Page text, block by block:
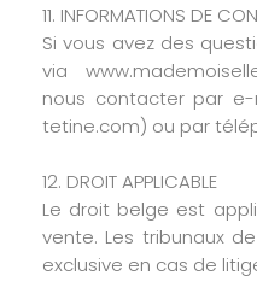
11. INFORMATIONS DE
Si vous avez des
via
nous contacter par e-
tetine.com) ou par
12. DROIT APPLICABLE
Le droit belge est
vente. Les tribunaux
exclusive en cas de